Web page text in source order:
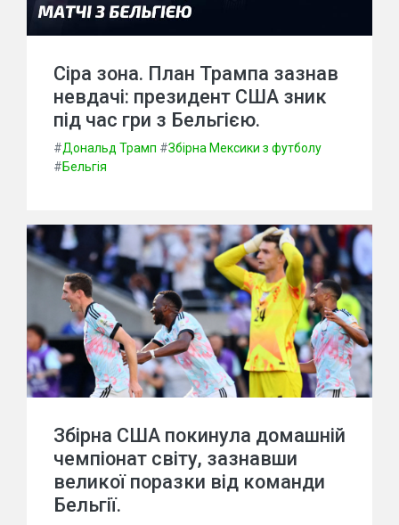
Сіра зона. План Трампа зазнав
невдачі: президент США зник
під час гри з Бельгією.
#Дональд Трамп #Збірна Мексики з футболу
#Бельгія
Збірна США покинула домашній
чемпіонат світу, зазнавши
великої поразки від команди
Бельгії.